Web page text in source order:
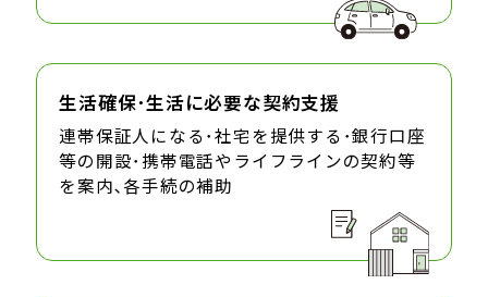
生活確保･生活に必要な契約支援
連帯保証人になる･社宅を提供する･銀行口座
等の開設･携帯電話やライフラインの契約等
を案内､各手続の補助